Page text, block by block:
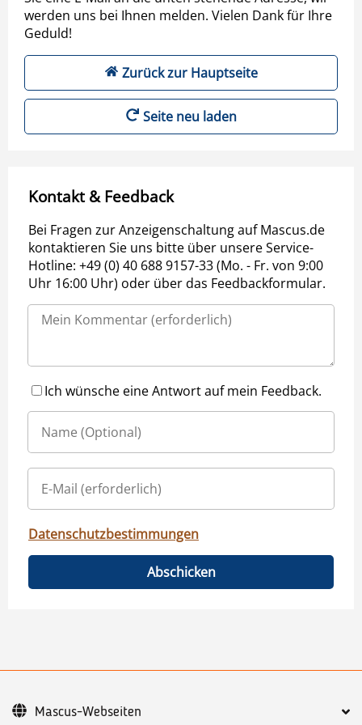
werden uns bei Ihnen melden. Vielen Dank für Ihre
Geduld!
Zurück zur Hauptseite
Seite neu laden
Kontakt & Feedback
Bei Fragen zur Anzeigenschaltung auf Mascus.de
kontaktieren Sie uns bitte über unsere Service-
Hotline: +49 (0) 40 688 9157-33 (Mo. - Fr. von 9:00
Uhr 16:00 Uhr) oder über das Feedbackformular.
Ich wünsche eine Antwort auf mein Feedback.
Datenschutzbestimmungen
Abschicken
Mascus-Webseiten